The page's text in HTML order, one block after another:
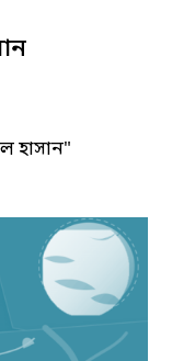
হাসান"